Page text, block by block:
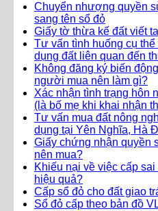
Chuyển nhượng quyền
sang tên sổ đỏ
Giấy tờ thừa kế đất viết
Tư vấn tình huống cụ
dụng đất liên quan đến
Không đăng ký biến
người mua nên làm gì?
Xác nhận tình trạng hôn
(là bố mẹ khi khai nhận
Tư vấn mua đất nông
dụng tại Yên Nghĩa, Hà
Giấy chứng nhận quyền
nên mua?
Khiếu nại về việc cấp
hiệu quả?
Cấp sổ đỏ cho đất giao
Sổ đỏ cấp theo bản đồ